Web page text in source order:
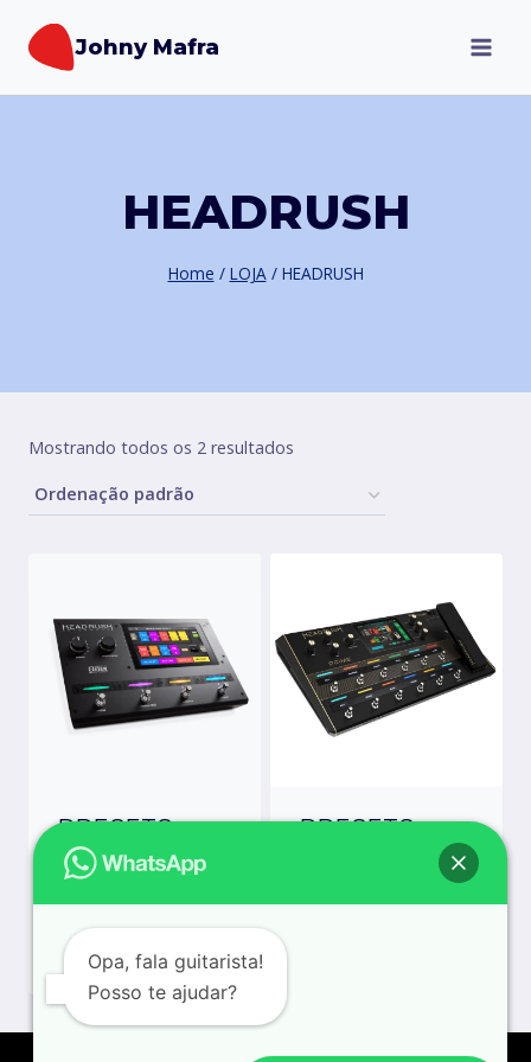
para
o
Johny Mafra
HEADRUSH
Home / LOJA / HEADRUSH
Mostrando todos os 2 resultados
PRESETS
HEADRUSH
GIGBOARD
R$99,90
PRESETS
HEADRUSH
Opa, fala guitarista!
Posso te ajudar?